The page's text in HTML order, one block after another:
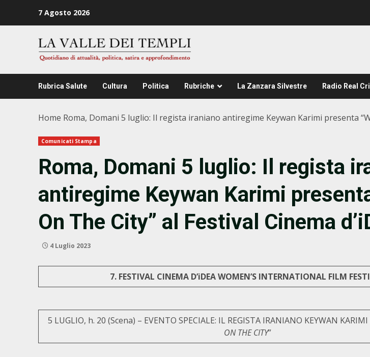
7 Agosto 2026
Rubrica Salute Cultura Politica Rubriche La Zanzara Silvestre Radio Real
Home Roma, Domani 5 luglio: Il regista iraniano antiregime Keywan Karimi presenta
Comunicati Stampa
Roma, Domani 5 luglio: Il regista
antiregime Keywan Karimi
On The City” al Festival Cinema
4 Luglio 2023
7. FESTIVAL CINEMA D’iDEA WOMEN’S INTERNATIONAL FILM
5 LUGLIO, h. 20 (Scena) – EVENTO SPECIALE: IL REGISTA IRANIANO KEYWAN KARIMI
ON THE CITY”